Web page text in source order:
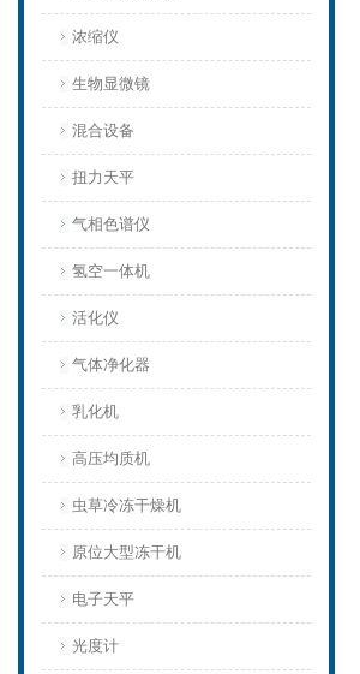
浓缩仪
生物显微镜
混合设备
扭力天平
气相色谱仪
氢空一体机
活化仪
气体净化器
乳化机
高压均质机
虫草冷冻干燥机
原位大型冻干机
电子天平
光度计